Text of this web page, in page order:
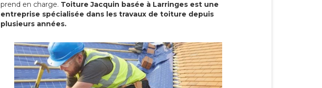
prend en charge. Toiture Jacquin basée à Larringes est une
entreprise spécialisée dans les travaux de toiture depuis
plusieurs années.